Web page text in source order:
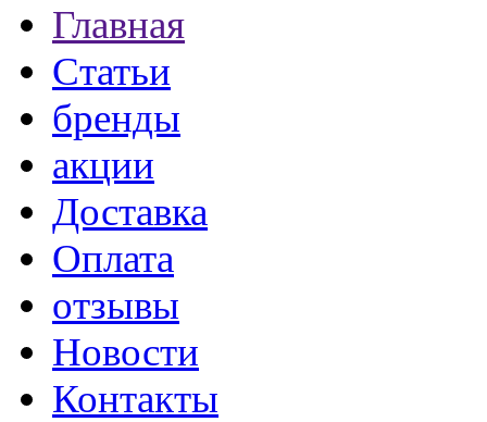
Главная
Статьи
бренды
акции
Доставка
Оплата
отзывы
Новости
Контакты